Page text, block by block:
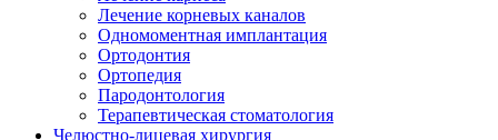
Лечение корневых каналов
Одномоментная имплантация
Ортодонтия
Ортопедия
Пародонтология
Терапевтическая стоматология
Челюстно-лицевая хирургия